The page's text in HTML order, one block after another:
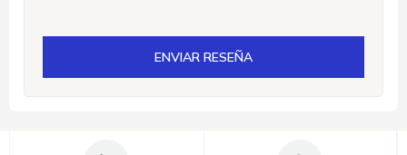
ENVIAR RESEÑA